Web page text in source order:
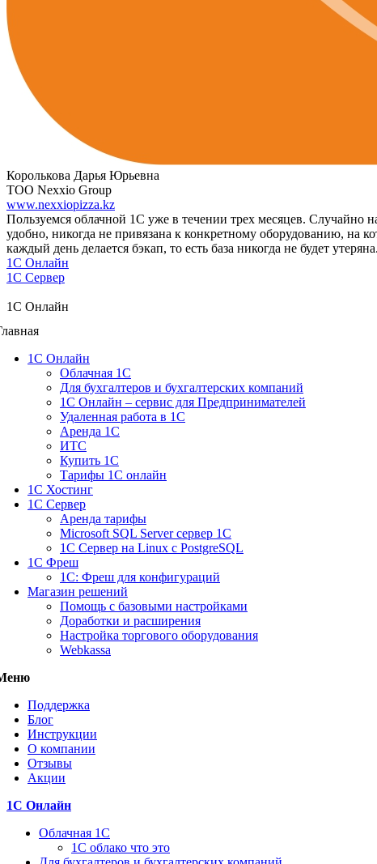
Королькова Дарья Юрьевна
ТОО Nexxio Group
www.nexxiopizza.kz
Пользуемся облачной 1С уже в течении трех месяцев. Случайно
удобно, никогда не привязана к конкретному оборудованию, на
каждый день делается бэкап, то есть база никогда не будет утеряна.
1C Онлайн
1С Сервер
1C Онлайн
1С Онлайн
Облачная 1С
Для бухгалтеров и бухгалтерских компаний
1C Онлайн – сервис для Предпринимателей
Удаленная работа в 1С
Аренда 1С
ИТС
Купить 1С
Тарифы 1С онлайн
1С Хостинг
1С Сервер
Аренда тарифы
Microsoft SQL Server сервер 1С
1С Сервер на Linux c PostgreSQL
1С Фреш
1С: Фреш для конфигураций
Магазин решений
Помощь с базовыми настройками
Доработки и расширения
Настройка торгового оборудования
Webkassa
Поддержка
Блог
Инструкции
О компании
Отзывы
Акции
1С Онлайн
Облачная 1С
1C облако что это